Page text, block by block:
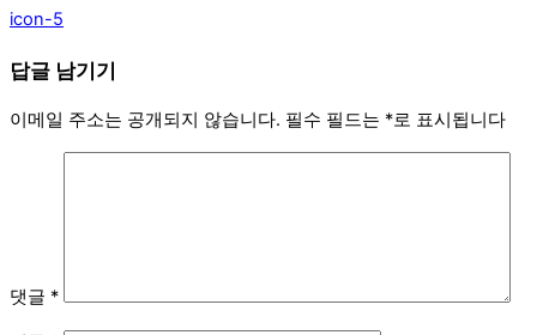
icon-5
답글 남기기
이메일 주소는 공개되지 않습니다. 필수 필드는 *로 표시됩니다
댓글 *